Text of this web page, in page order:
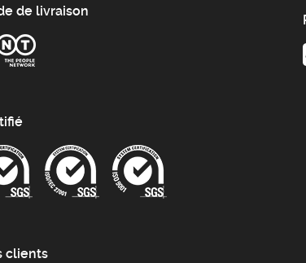
de livraison
clients